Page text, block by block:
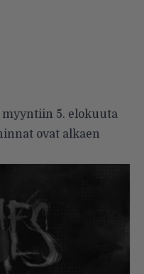
5. elokuuta
ovat alkaen